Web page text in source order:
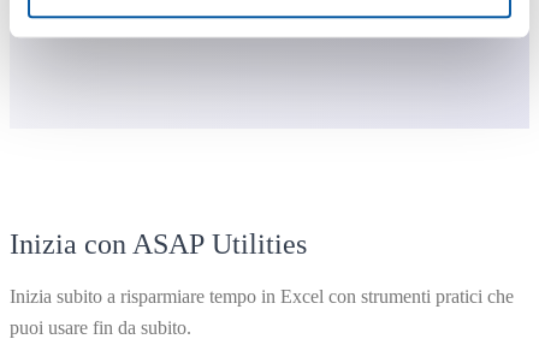
Inizia con ASAP Utilities
Inizia subito a risparmiare tempo in Excel con strumenti pratici che
puoi usare fin da subito.